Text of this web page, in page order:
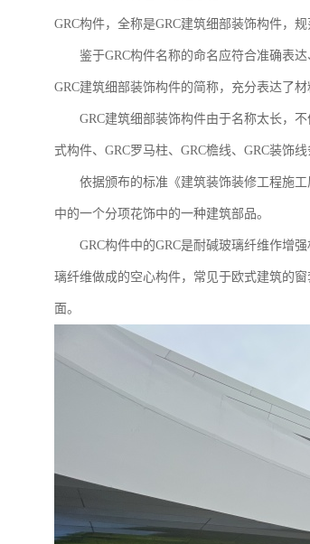
GRC构件，全称是GRC建筑细部装饰构件，规
鉴于GRC构件名称的命名应符合准确表达
GRC建筑细部装饰构件的简称，充分表达了
GRC建筑细部装饰构件由于名称太长，不
式构件、GRC罗马柱、GRC檐线、GRC装饰
依据颁布的标准《建筑装饰装修工程施工
中的一个分项花饰中的一种建筑部品。
GRC构件中的GRC是耐碱玻璃纤维作增强
璃纤维做成的空心构件，常见于欧式建筑的
面。